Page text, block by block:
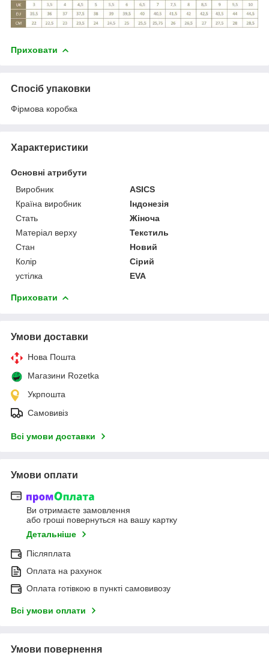
Приховати
Спосіб упаковки
Фірмова коробка
Характеристики
Основні атрибути
Виробник
ASICS
Країна виробник
Індонезія
Стать
Жіноча
Матеріал верху
Текстиль
Стан
Новий
Колір
Сірий
устілка
EVA
Приховати
Умови доставки
Нова Пошта
Магазини Rozetka
Укрпошта
Самовивіз
Всі умови доставки
Умови оплати
Ви отримаєте замовлення
або гроші повернуться на вашу картку
Детальніше
Післяплата
Оплата на рахунок
Оплата готівкою в пункті самовивозу
Всі умови оплати
Умови повернення